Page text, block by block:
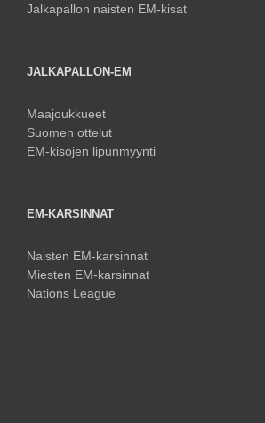
Jalkapallon naisten EM-kisat
JALKAPALLON-EM
Maajoukkueet
Suomen ottelut
EM-kisojen lipunmyynti
EM-KARSINNAT
Naisten EM-karsinnat
Miesten EM-karsinnat
Nations League